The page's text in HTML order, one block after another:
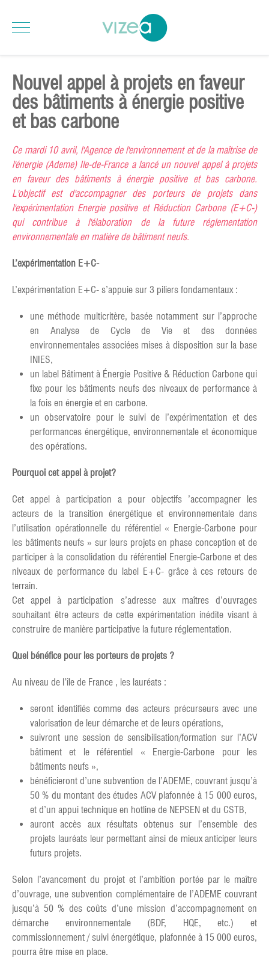
Nouvel appel à projets en faveur
des bâtiments à énergie positive
et bas carbone
Ce mardi 10 avril, l'Agence de l'environnement et de la maîtrise de
l'énergie (Ademe) Ile-de-France a lancé un nouvel appel à projets
en faveur des bâtiments à énergie positive et bas carbone.
L'objectif est d'accompagner des porteurs de projets dans
l'expérimentation Energie positive et Réduction Carbone (E+C-)
qui contribue à l'élaboration de la future réglementation
environnementale en matière de bâtiment neufs.
L’expérimentation E+C-
L’expérimentation E+C- s’appuie sur 3 piliers fondamentaux :
une méthode multicritère, basée notamment sur l’approche
en Analyse de Cycle de Vie et des données
environnementales associées mises à disposition sur la base
INIES,
un label Bâtiment à Énergie Positive & Réduction Carbone qui
fixe pour les bâtiments neufs des niveaux de performance à
la fois en énergie et en carbone.
un observatoire pour le suivi de l’expérimentation et des
performances énergétique, environnementale et économique
des opérations.
Pourquoi cet appel à projet?
Cet appel à participation a pour objectifs ’accompagner les
acteurs de la transition énergétique et environnementale dans
l’utilisation opérationnelle du référentiel « Energie-Carbone pour
les bâtiments neufs » sur leurs projets en phase conception et de
participer à la consolidation du référentiel Energie-Carbone et des
niveaux de performance du label E+C- grâce à ces retours de
terrain.
Cet appel à participation s’adresse aux maîtres d’ouvrages
souhaitant être acteurs de cette expérimentation inédite visant à
construire de manière participative la future réglementation.
Quel bénéfice pour les porteurs de projets ?
Au niveau de l’île de France , les lauréats :
seront identifiés comme des acteurs précurseurs avec une
valorisation de leur démarche et de leurs opérations,
suivront une session de sensibilisation/formation sur l’ACV
bâtiment et le référentiel « Energie-Carbone pour les
bâtiments neufs »,
bénéficieront d’une subvention de l’ADEME, couvrant jusqu’à
50 % du montant des études ACV plafonnée à 15 000 euros,
et d’un appui technique en hotline de NEPSEN et du CSTB,
auront accès aux résultats obtenus sur l’ensemble des
projets lauréats leur permettant ainsi de mieux anticiper leurs
futurs projets.
Selon l’avancement du projet et l’ambition portée par le maître
d’ouvrage, une subvention complémentaire de l’ADEME couvrant
jusqu’à 50 % des coûts d’une mission d’accompagnement en
démarche environnementale (BDF, HQE, etc.) et
commissionnement / suivi énergétique, plafonnée à 15 000 euros,
pourra être mise en place.